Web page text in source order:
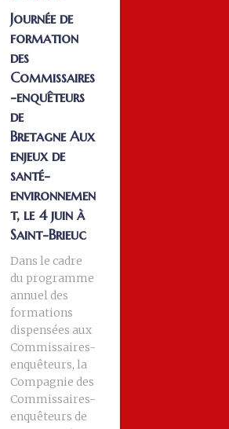
Journée de
formation
des
Commissaires
-enquêteurs
de
Bretagne Aux
enjeux de
santé-
environnemen
t, le 4 juin à
Saint-Brieuc
Dans le cadre
du programme
annuel des
formations
dispensées aux
Commissaires-
enquêteurs, la
Compagnie des
Commissaires-
enquêteurs de